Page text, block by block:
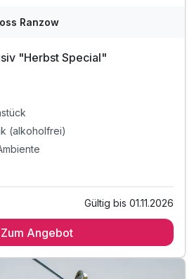
Ranzow
"Herbst Special"
(alkoholfrei)
Gültig bis 01.11.2026
Zum Angebot